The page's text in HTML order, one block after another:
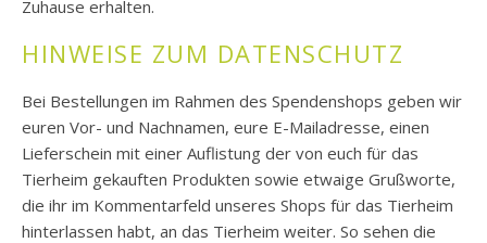
Zuhause erhalten.
HINWEISE ZUM DATENSCHUTZ
Bei Bestellungen im Rahmen des Spendenshops geben wir
euren Vor- und Nachnamen, eure E-Mailadresse, einen
Lieferschein mit einer Auflistung der von euch für das
Tierheim gekauften Produkten sowie etwaige Grußworte,
die ihr im Kommentarfeld unseres Shops für das Tierheim
hinterlassen habt, an das Tierheim weiter. So sehen die